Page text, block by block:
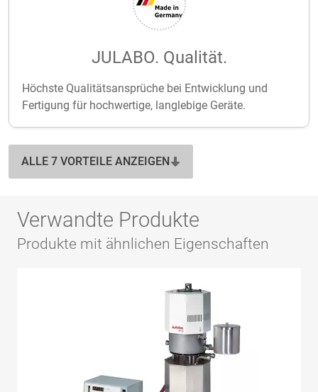
JULABO. Qualität.
Höchste Qualitätsansprüche bei Entwicklung und
Fertigung für hochwertige, langlebige Geräte.
ALLE 7 VORTEILE ANZEIGEN
Verwandte Produkte
Produkte mit ähnlichen Eigenschaften